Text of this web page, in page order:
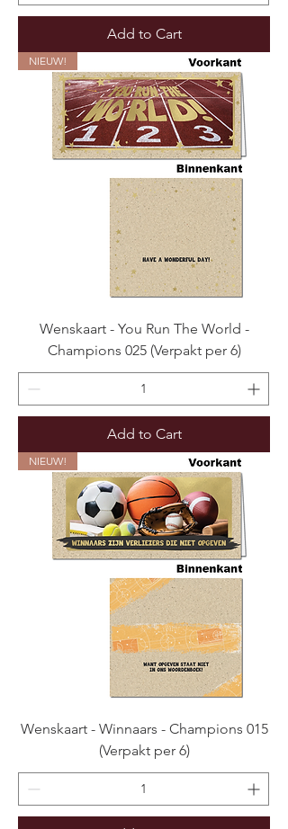
Add to Cart
NIEUW!
Wenskaart - You Run The World -
Champions 025 (Verpakt per 6)
Add to Cart
NIEUW!
Wenskaart - Winnaars - Champions 015
(Verpakt per 6)